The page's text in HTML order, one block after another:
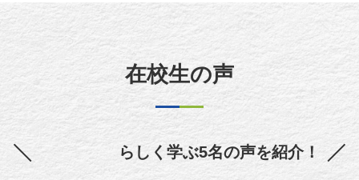
在校生の声
らしく学ぶ5名の声を紹介！